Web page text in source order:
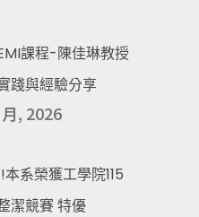
課程-陳佳琳教授
踐與經驗分享
, 2026
系榮獲工學院115
潔競賽 特優